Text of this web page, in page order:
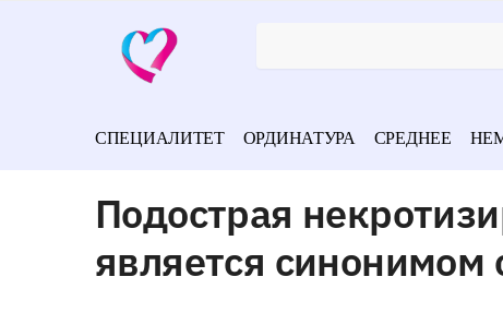
СПЕЦИАЛИТЕТ ОРДИНАТУРА СРЕДНЕЕ
Подострая
является синонимом